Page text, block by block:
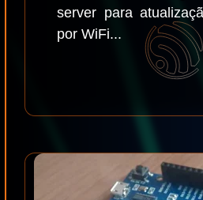
server para
por WiFi...